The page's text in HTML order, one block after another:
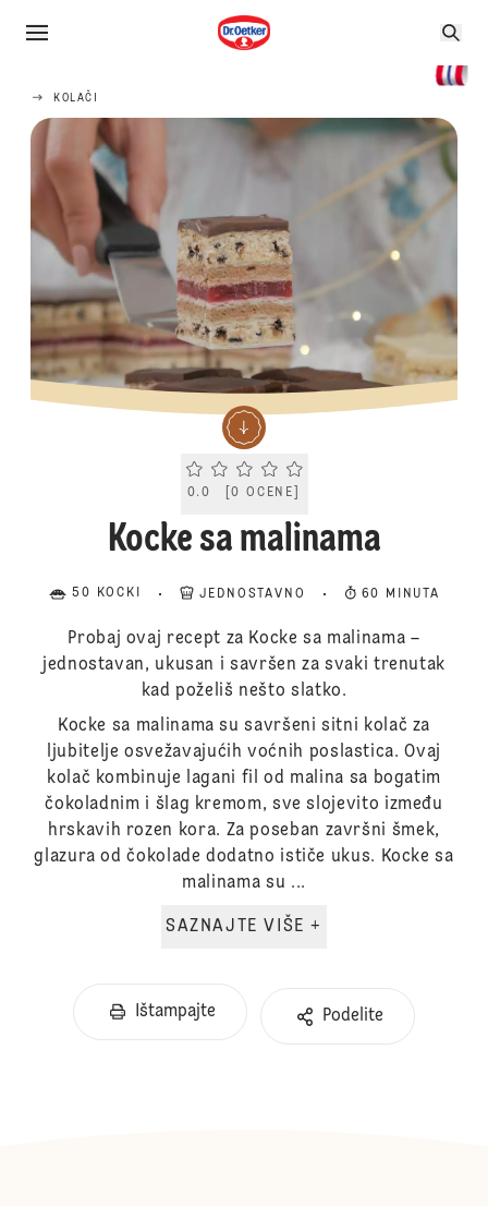
KOLAČI
Current rating 0.0. Click to rate.
0.0 [0 OCENE
Kocke sa malinama
50 KOCKI JEDNOSTAVNO 60 MINUTA
Probaj ovaj recept za Kocke sa malinama –
jednostavan, ukusan i savršen za svaki trenutak
kad poželiš nešto slatko.
Kocke sa malinama su savršeni sitni kolač za
ljubitelje osvežavajućih voćnih poslastica. Ovaj
kolač kombinuje lagani fil od malina sa bogatim
čokoladnim i šlag kremom, sve slojevito između
hrskavih rozen kora. Za poseban završni šmek,
glazura od čokolade dodatno ističe ukus. Kocke sa
malinama su ...
SAZNAJTE VIŠE +
Ištampajte Podelite